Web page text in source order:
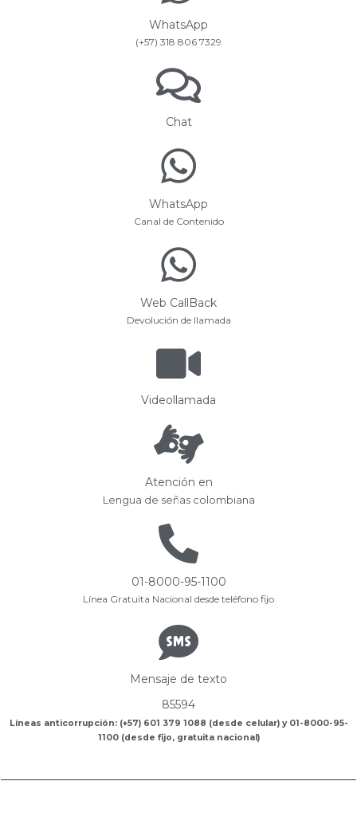
WhatsApp
(+57) 318 806 7329
Chat
WhatsApp
Canal de Contenido
Web CallBack
Devolución de llamada
Videollamada
Atención en
Lengua de señas colombiana
01-8000-95-1100
Línea Gratuita Nacional desde teléfono fijo
Mensaje de texto
85594
Líneas anticorrupción: (+57) 601 379 1088 (desde celular) y 01-8000-95-
1100 (desde fijo, gratuita nacional)